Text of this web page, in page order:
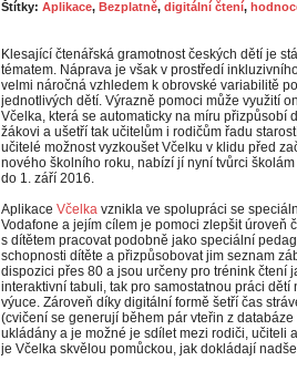
Štítky: Aplikace, Bezplatně, digitální čtení,
Klesající čtenářská gramotnost českých dětí je
tématem. Náprava je však v prostředí
velmi náročná vzhledem k obrovské variabilitě
jednotlivých dětí. Výrazně pomoci může využití
Včelka, která se automaticky na míru přizpůsobí
žákovi a ušetří tak učitelům i rodičům řadu
učitelé možnost vyzkoušet Včelku v klidu před
nového školního roku, nabízí jí nyní tvůrci
do 1. září 2016.
Aplikace Včelka vznikla ve spolupráci se
Vodafone a jejím cílem je pomoci zlepšit úroveň
s dítětem pracovat podobně jako speciální
schopnosti dítěte a přizpůsobovat jim seznam
dispozici přes 80 a jsou určeny pro trénink čtení
interaktivní tabuli, tak pro samostatnou práci
výuce. Zároveň díky digitální formě šetří čas
(cvičení se generují během pár vteřin z
ukládány a je možné je sdílet mezi rodiči, učiteli
je Včelka skvělou pomůckou, jak dokládají